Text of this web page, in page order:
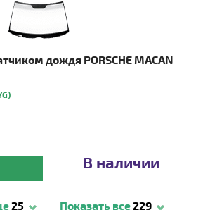
дождя PORSCHE MACAN
В наличии
25 Показать все229